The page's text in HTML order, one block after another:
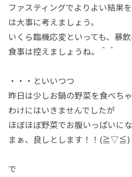
ファスティングでよりよい結果
は大事に考えましょう。
いくら臨機応変といっても、暴
食事は控えましょうね。＾＾
・・・といいつつ
昨日は少しお鍋の野菜を食べち
わけにはいきませんでしたが
ほぼほぼ野菜でお腹いっぱいに
まぁ、良しとします！！(≧▽≦)
で